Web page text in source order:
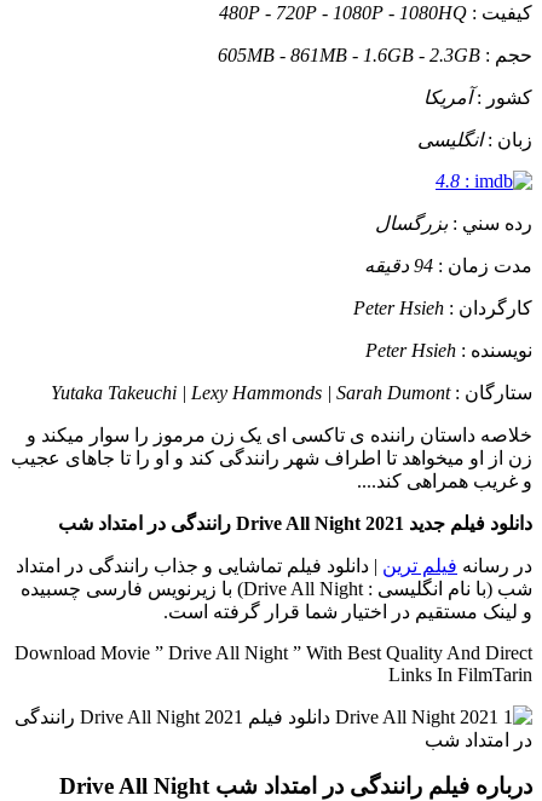
کيفيت : 480P - 720P - 1080P - 1080HQ
حجم : 605MB - 861MB - 1.6GB - 2.3GB
کشور :آمریکا
زبان :انگلیسی
:
4.8
رده سني :بزرگسال
مدت زمان : 94 دقیقه
کارگردان : Peter Hsieh
نويسنده : Peter Hsieh
ستارگان :Yutaka Takeuchi | Lexy Hammonds | Sarah Dumont
خلاصه داستان راننده ی تاکسی ای یک زن مرموز را سوار میکند و
زن از او میخواهد تا اطراف شهر رانندگی کند و او را تا جاهای عجیب
و غریب همراهی کند....
دانلود فیلم جدید Drive All Night 2021 رانندگی در امتداد شب
در رسانه فیلم ترین | دانلود فیلم تماشایی و جذاب رانندگی در امتداد
شب (با نام انگلیسی : Drive All Night) با زیرنویس فارسی چسبیده
و لینک مستقیم در اختیار شما قرار گرفته است.
Download Movie ” Drive All Night ” With Best Quality And Direct
Links In FilmTarin
درباره فیلم رانندگی در امتداد شب Drive All Night